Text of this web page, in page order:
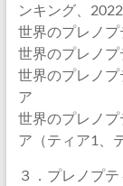
ンキング、
世界のプレノ
世界のプレノ
世界のプレノ
ア
世界のプレノ
ア（ティア1、
３．プレノプ